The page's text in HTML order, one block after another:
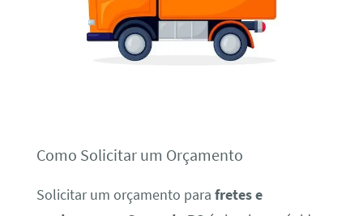
Como Solicitar um Orçamento
Solicitar um orçamento para fretes e